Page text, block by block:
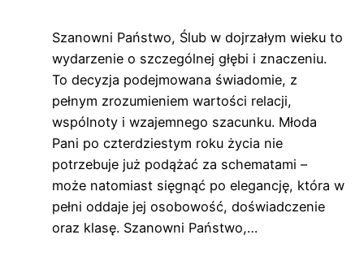
Szanowni Państwo, Ślub w dojrzałym wieku to
wydarzenie o szczególnej głębi i znaczeniu.
To decyzja podejmowana świadomie, z
pełnym zrozumieniem wartości relacji,
wspólnoty i wzajemnego szacunku. Młoda
Pani po czterdziestym roku życia nie
potrzebuje już podążać za schematami –
może natomiast sięgnąć po elegancję, która w
pełni oddaje jej osobowość, doświadczenie
oraz klasę. Szanowni Państwo,…